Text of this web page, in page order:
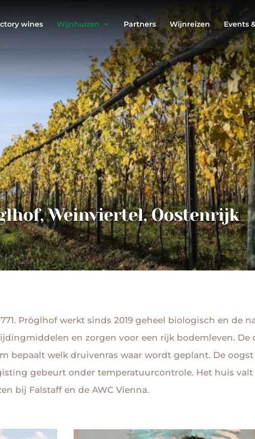
wines Wijnhuizen Partners Wijnreizen Events
Weinviertel, Oostenrijk
Pröglhof werkt sinds 2019 geheel biologisch en de
en zorgen voor een rijk bodemleven.
bepaalt welk druivenras waar wordt geplant. De
gebeurt onder temperatuurcontrole. Het huis
bij Falstaff en de AWC Vienna.